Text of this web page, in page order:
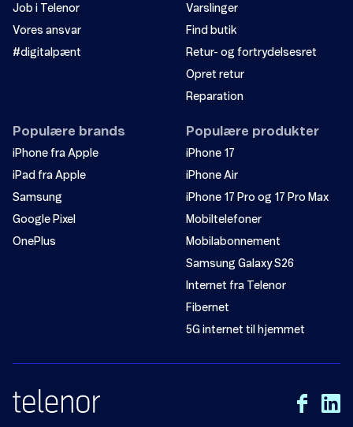
Send
Job i Telenor
Vores ansvar
#digitalpænt
Varslinger
Find butik
Retur- og fortrydelsesret
Opret retur
Reparation
Populære brands
iPhone fra Apple
iPad fra Apple
Samsung
Google Pixel
OnePlus
Populære produkter
iPhone 17
iPhone Air
iPhone 17 Pro og 17 Pro Max
Mobiltelefoner
Mobilabonnement
Samsung Galaxy S26
Internet fra Telenor
Fibernet
5G internet til hjemmet